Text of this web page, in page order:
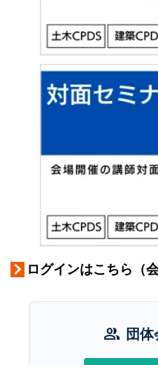
ログインはこちら（
group 団